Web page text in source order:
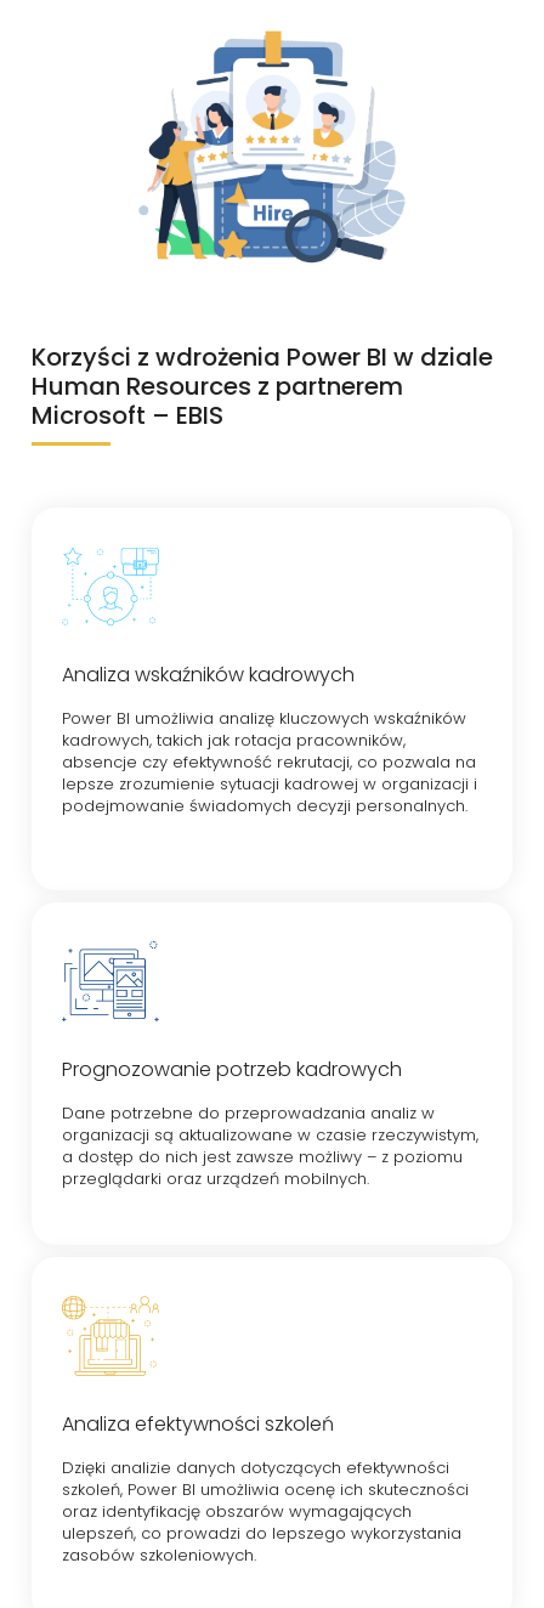
Korzyści z wdrożenia Power BI w dziale
Human Resources z partnerem
Microsoft – EBIS
Analiza wskaźników kadrowych
Power BI umożliwia analizę kluczowych wskaźników
kadrowych, takich jak rotacja pracowników,
absencje czy efektywność rekrutacji, co pozwala na
lepsze zrozumienie sytuacji kadrowej w organizacji i
podejmowanie świadomych decyzji personalnych.
Prognozowanie potrzeb kadrowych
Dane potrzebne do przeprowadzania analiz w
organizacji są aktualizowane w czasie rzeczywistym,
a dostęp do nich jest zawsze możliwy – z poziomu
przeglądarki oraz urządzeń mobilnych.
Analiza efektywności szkoleń
Dzięki analizie danych dotyczących efektywności
szkoleń, Power BI umożliwia ocenę ich skuteczności
oraz identyfikację obszarów wymagających
ulepszeń, co prowadzi do lepszego wykorzystania
zasobów szkoleniowych.